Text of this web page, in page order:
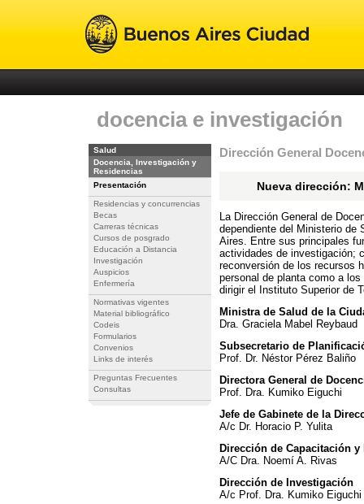
docencia e investigación
Salud
Docencia, Investigación y
Residencias
Presentación
Residencias y concurrencias
Becas
Carreras técnicas
Cursos de posgrado
Educación a Distancia
Investigación
Auspicios
Enfermería
Normativas vigentes
Material bibliográfico
Codeis
Formularios
Convenios
Links de interés
Preguntas Frecuentes
Consultas
Dirección General
Nueva dirección:
La Dirección General de
dependiente del Ministerio de
Aires. Entre sus principales
actividades de investigación;
reconversión de los recursos
personal de planta como a
dirigir el Instituto Superior de
Ministra de Salud de la
Dra. Graciela Mabel Reybaud
Subsecretario de
Prof. Dr. Néstor Pérez Baliño
Directora General de
Prof. Dra. Kumiko Eiguchi
Jefe de Gabinete de la
A/c Dr. Horacio P. Yulita
Dirección de Capacitación y
A/C Dra. Noemí A. Rivas
Dirección de Investigación
A/c Prof. Dra. Kumiko Eiguchi